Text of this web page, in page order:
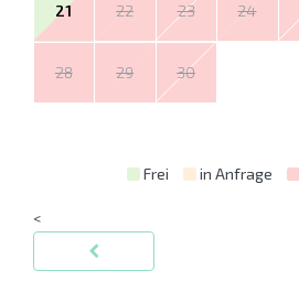
21 22 23 24
28 29 30
Frei in Anfrage
<